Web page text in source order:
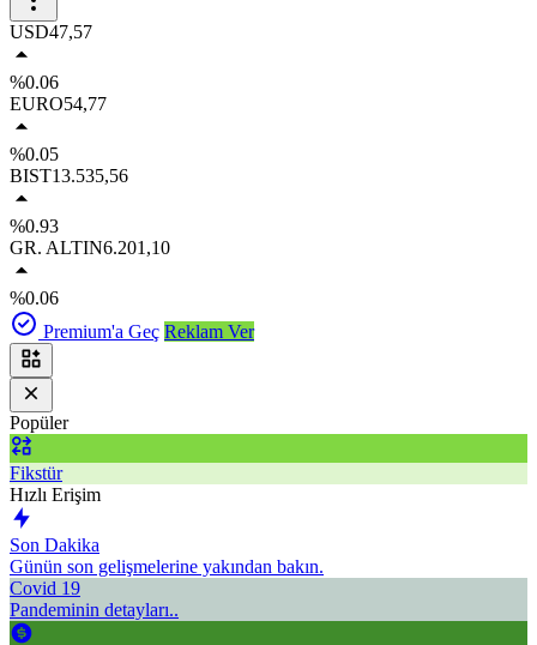
USD47,57
%0.06
EURO54,77
%0.05
BIST13.535,56
%0.93
GR. ALTIN6.201,10
%0.06
Premium'a Geç Reklam Ver
Popüler
Fikstür
Hızlı Erişim
Son Dakika
Günün son gelişmelerine yakından bakın.
Covid 19
Pandeminin detayları..